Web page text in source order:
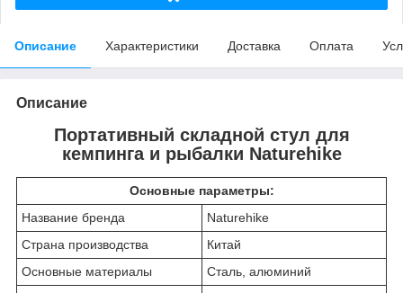
Описание Характеристики Доставка Оплата
Описание
Портативный складной стул для
кемпинга и рыбалки Naturehike
Основные параметры:
Название бренда
Naturehike
Страна производства
Китай
Основные материалы
Сталь, алюминий